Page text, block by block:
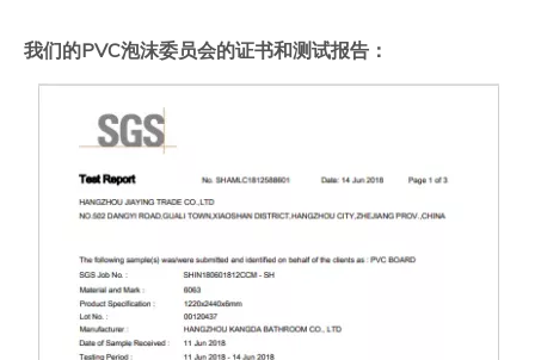
我们的PVC泡沫委员会的证书和测试报告：